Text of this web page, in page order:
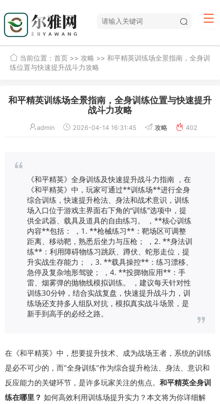
当前位置： 首页 >> 攻略 >> 和平精英训练场全景指南，全身训
练位置与快速提升战斗力攻略
和平精英训练场全景指南，全身训练位置与快速提升
战斗力攻略
admin 2026-04-14 16:31:45 攻略 402
《和平精英》全身训练及快速提升战斗力指南 ，在
《和平精英》中，玩家可通过**训练场**进行全身
综合训练，快速提升枪法、身法和战术意识，训练
场入口位于游戏主界面右下角的“训练”选项中，提
供全武器、载具及道具的自由练习。 ，**核心训练
内容**包括： ，1. **枪械练习**：靶场区可调整
距离、移动靶，熟悉后坐力与压枪； ，2. **身法训
练**：利用障碍物练习跳跃、蹲伏、蛇形走位，提
升实战生存能力； ，3. **载具操控**：练习漂移、
急停及复杂地形驾驶； ，4. **投掷物应用**：手
雷、烟雾弹的抛物线模拟训练。 ，建议每天针对性
训练30分钟，结合实战复盘，快速提升战斗力，训
练场还支持多人组队对抗，模拟真实战斗场景，是
新手到高手的必经之路。
在《和平精英》中，想要提升技术、成为战场王者，系统的训练
是必不可少的，而“全身训练”作为综合提升枪法、身法、意识和
反应能力的关键环节，是许多玩家关注的焦点。 和平精英全身训
练在哪里？ 如何高效利用训练场提升实力？本文将为你详细解